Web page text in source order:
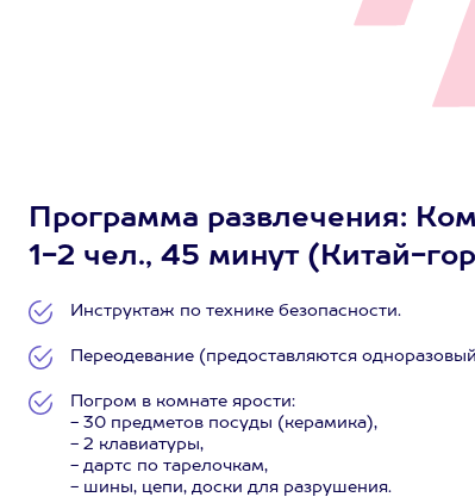
Программа развлечения:
1-2 чел., 45 минут (Китай-
Инструктаж по технике безопасности.
Переодевание (предоставляются
Погром в комнате ярости:
- 30 предметов посуды (керамика),
- 2 клавиатуры,
- дартс по тарелочкам,
- шины, цепи, доски для разрушения.